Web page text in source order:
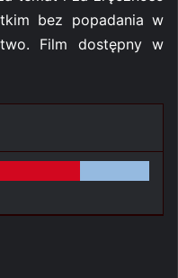
bez popadania w
Film dostępny w